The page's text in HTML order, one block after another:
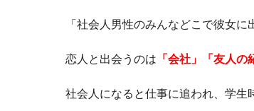
「社会人男性のみんなどこで彼女
恋人と出会うのは 「会社」「友人の
社会人になると仕事に追われ、学生